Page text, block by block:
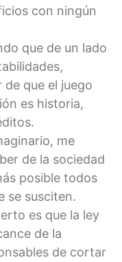
con ningún
que de un lado
que el juego
es historia,
me
de la sociedad
posible todos
se susciten.
es que la ley
de la
de cortar